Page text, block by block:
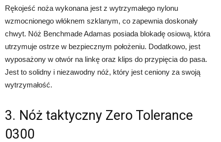
Rękojeść noża wykonana jest z wytrzymałego nylonu
wzmocnionego włóknem szklanym, co zapewnia doskonały
chwyt. Nóż Benchmade Adamas posiada blokadę osiową, która
utrzymuje ostrze w bezpiecznym położeniu. Dodatkowo, jest
wyposażony w otwór na linkę oraz klips do przypięcia do pasa.
Jest to solidny i niezawodny nóż, który jest ceniony za swoją
wytrzymałość.
3. Nóż taktyczny Zero Tolerance
0300